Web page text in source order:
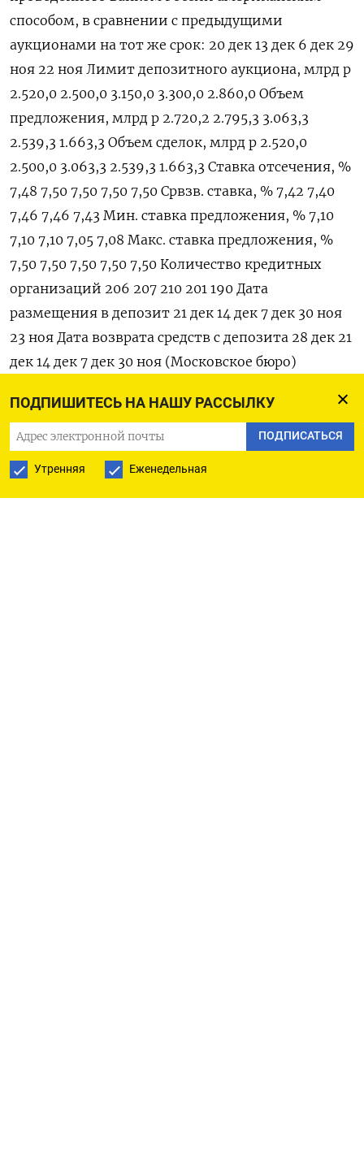
ПОДПИШИТЕСЬ НА НАШУ РАССЫЛКУ
ПОДПИСАТЬСЯ
Утренняя Еженедельная
способом, в сравнении с предыдущими
аукционами на тот же срок: 20 дек 13 дек 6 дек 29
ноя 22 ноя Лимит депозитного аукциона, млрд р
2.520,0 2.500,0 3.150,0 3.300,0 2.860,0 Объем
предложения, млрд р 2.720,2 2.795,3 3.063,3
2.539,3 1.663,3 Объем сделок, млрд р 2.520,0
2.500,0 3.063,3 2.539,3 1.663,3 Ставка отсечения, %
7,48 7,50 7,50 7,50 7,50 Срвзв. ставка, % 7,42 7,40
7,46 7,46 7,43 Мин. ставка предложения, % 7,10
7,10 7,10 7,05 7,08 Макс. ставка предложения, %
7,50 7,50 7,50 7,50 7,50 Количество кредитных
организаций 206 207 210 201 190 Дата
размещения в депозит 21 дек 14 дек 7 дек 30 ноя
23 ноя Дата возврата средств с депозита 28 дек 21
дек 14 дек 7 дек 30 ноя (Московское бюро)
ПОДПИСАТЬСЯ НА ТЕЛЕГРАМ
ПОДПИСАТЬСЯ В GOOGLE